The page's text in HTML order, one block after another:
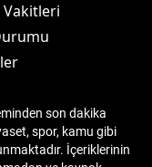
Vakitleri
son dakika
spor, kamu gibi
İçeriklerinin